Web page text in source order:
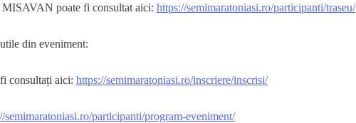
MISAVAN poate fi consultat aici: https://semimaratoniasi.ro/participanti/traseu/
utile din eveniment:
consultați aici: https://semimaratoniasi.ro/inscriere/inscrisi/
semimaratoniasi.ro/participanti/program-eveniment/